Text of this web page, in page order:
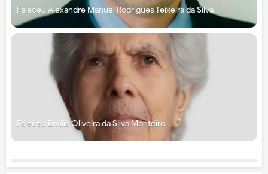
Faleceu Alexandre Manuel Rodrigues Teixeira da Silva
Faleceu Emília Oliveira da Silva Monteiro